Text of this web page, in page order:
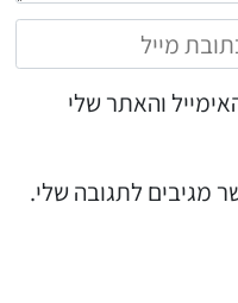
והאתר שלי
מגיבים לתגובה שלי.